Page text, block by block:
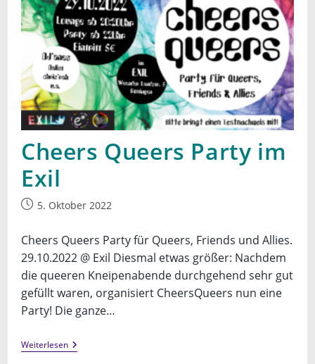
Cheers Queers Party im
Exil
Beitrag5. Oktober 2022
Cheers Queers Party für Queers, Friends und Allies.
29.10.2022 @ Exil Diesmal etwas größer: Nachdem
die queeren Kneipenabende durchgehend sehr gut
gefüllt waren, organisiert CheersQueers nun eine
Party! Die ganze…
WeiterlesenCheers
Queers